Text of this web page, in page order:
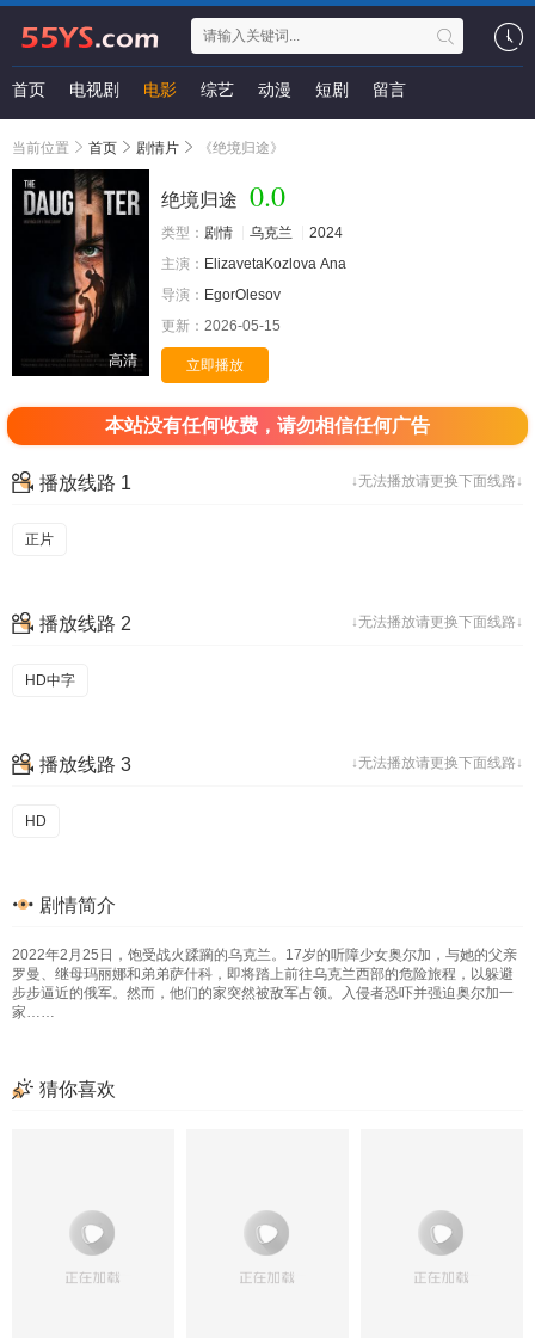
首页 电视剧 电影 综艺 动漫 短剧 留言
当前位置 首页 剧情片 《绝境归途》
高清
绝境归途 0.0
类型： 剧情 乌克兰
2024
主演： ElizavetaKozlova Ana
导演： EgorOlesov
更新： 2026-05-15
立即播放
本站没有任何收费，请勿相信任何广告
↓无法播放请更换下面线路↓
播放线路 1
正片
↓无法播放请更换下面线路↓
播放线路 2
HD中字
↓无法播放请更换下面线路↓
播放线路 3
HD
剧情简介
2022年2月25日，饱受战火蹂躏的乌克兰。17岁的听障少女奥尔加，与她的父亲
罗曼、继母玛丽娜和弟弟萨什科，即将踏上前往乌克兰西部的危险旅程，以躲避
步步逼近的俄军。然而，他们的家突然被敌军占领。入侵者恐吓并强迫奥尔加一
家……
猜你喜欢